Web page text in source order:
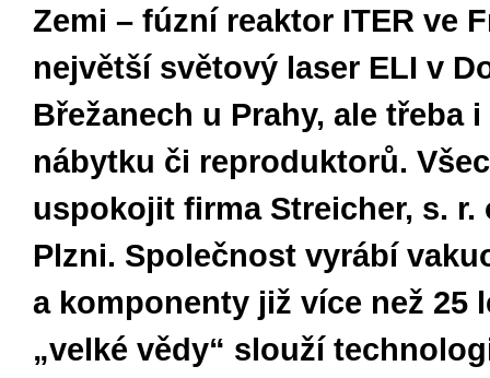
Zemi – fúzní reaktor ITER ve
největší světový laser ELI v
Břežanech u Prahy, ale třeba
nábytku či reproduktorů.
uspokojit firma Streicher, s. r.
Plzni. Společnost vyrábí
a komponenty již více než 25
„velké vědy“ slouží